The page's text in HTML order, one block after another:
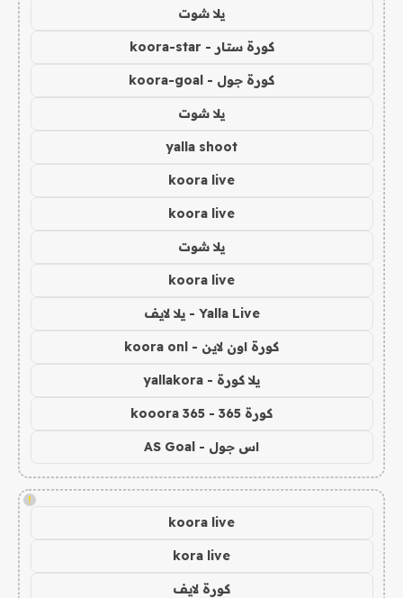
يلا شوت
كورة ستار - koora-star
كورة جول - koora-goal
يلا شوت
yalla shoot
koora live
koora live
يلا شوت
koora live
Yalla Live - يلا لايف
كورة اون لاين - koora onl
يلا كورة - yallakora
كورة 365 - kooora 365
اس جول - AS Goal
!
koora live
kora live
كورة لايف